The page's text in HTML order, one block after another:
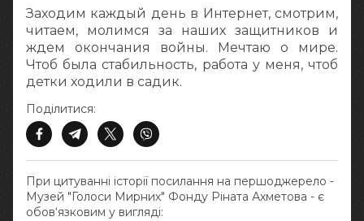
Заходим каждый день в Интернет, смотрим,
читаем, молимся за наших защитников и
ждем окончания войны. Мечтаю о мире.
Чтоб была стабильность, работа у меня, чтоб
детки ходили в садик.
При цитуванні історії посилання на першоджерело -
Музей "Голоси Мирних" Фонду Ріната Ахметова - є
обов‘язковим у вигляді:
Поділитися: